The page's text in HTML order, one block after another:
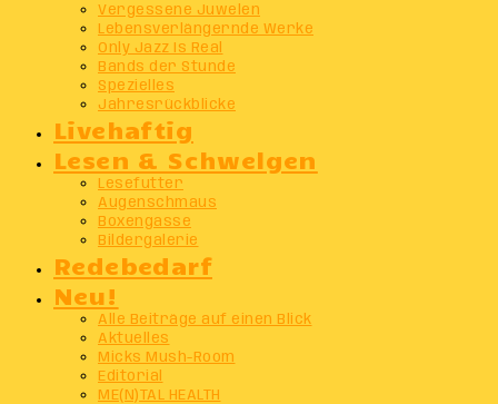
Vergessene Juwelen
Lebensverlängernde Werke
Only Jazz Is Real
Bands der Stunde
Spezielles
Jahresrückblicke
Livehaftig
Lesen & Schwelgen
Lesefutter
Augenschmaus
Boxengasse
Bildergalerie
Redebedarf
Neu!
Alle Beiträge auf einen Blick
Aktuelles
Micks Mush-Room
Editorial
ME(N)TAL HEALTH